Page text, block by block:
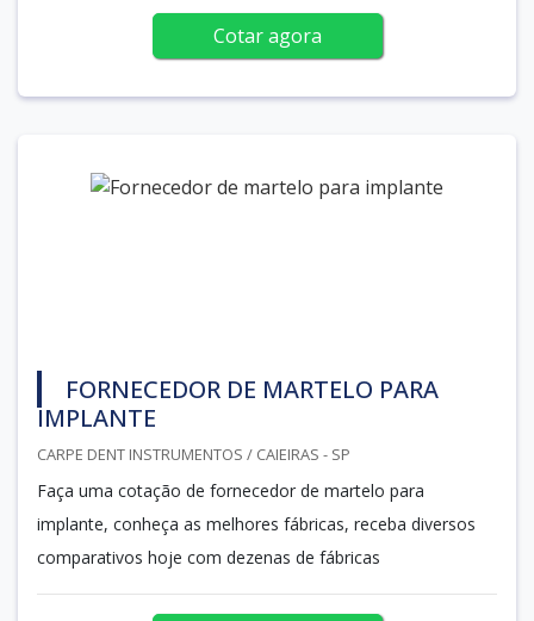
Cotar agora
FORNECEDOR DE MARTELO PARA
IMPLANTE
CARPE DENT INSTRUMENTOS / CAIEIRAS - SP
Faça uma cotação de fornecedor de martelo para
implante, conheça as melhores fábricas, receba diversos
comparativos hoje com dezenas de fábricas